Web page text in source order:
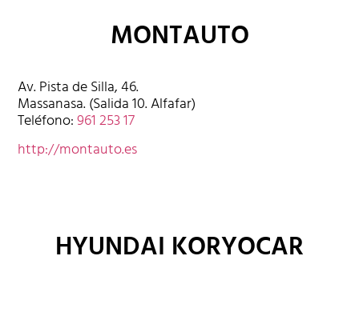
MONTAUTO
Av. Pista de Silla, 46.
Massanasa. (Salida 10. Alfafar)
Teléfono:961 253 17
http://montauto.es
HYUNDAI KORYOCAR